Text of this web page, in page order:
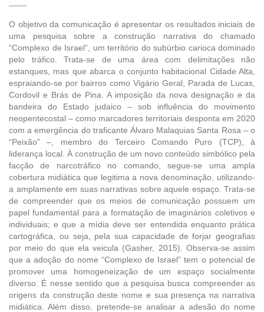
O objetivo da comunicação é apresentar os resultados iniciais de
uma pesquisa sobre a construção narrativa do chamado
“Complexo de Israel”, um território do subúrbio carioca dominado
pelo tráfico. Trata-se de uma área com delimitações não
estanques, mas que abarca o conjunto habitacional Cidade Alta,
espraiando-se por bairros como Vigário Geral, Parada de Lucas,
Cordovil e Brás de Pina. A imposição da nova designação e da
bandeira do Estado judaico – sob influência do movimento
neopentecostal – como marcadores territoriais desponta em 2020
com a emergência do traficante Álvaro Malaquias Santa Rosa – o
“Peixão” –, membro do Terceiro Comando Puro (TCP), à
liderança local. À construção de um novo conteúdo simbólico pela
facção de narcotráfico no comando, segue-se uma ampla
cobertura midiática que legitima a nova denominação, utilizando-
a amplamente em suas narrativas sobre aquele espaço. Trata-se
de compreender que os meios de comunicação possuem um
papel fundamental para a formatação de imaginários coletivos e
individuais; e que a mídia deve ser entendida enquanto prática
cartográfica, ou seja, pela sua capacidade de forjar geografias
por meio do que ela veicula (Gasher, 2015). Observa-se assim
que a adoção do nome “Complexo de Israel” tem o potencial de
promover uma homogeneização de um espaço socialmente
diverso. É nesse sentido que a pesquisa busca compreender as
origens da construção deste nome e sua presença na narrativa
midiática. Além disso, pretende-se analisar a adesão do nome